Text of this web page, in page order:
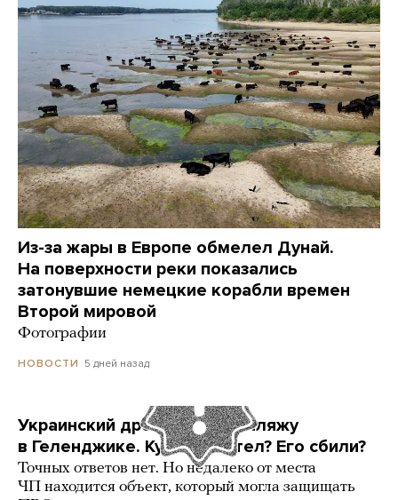
Из-за жары в Европе обмелел Дунай.
На поверхности реки показались
затонувшие немецкие корабли времен
Второй мировой
Фотографии
НОВОСТИ 5 дней назад
Украинский дрон попал по пляжу
в Геленджике. Куда он летел? Его сбили?
Точных ответов нет. Но недалеко от места
ЧП находится объект, который могла защищать